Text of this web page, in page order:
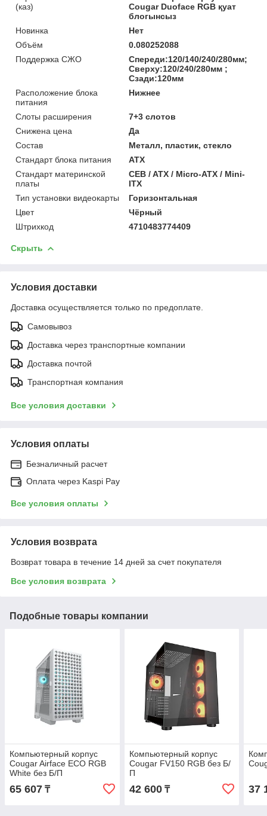
(каз)
Cougar Duoface RGB қуат
блогынсыз
Новинка
Нет
Объём
0.080252088
Поддержка СЖО
Спереди:120/140/240/280мм;
Сверху:120/240/280мм ;
Сзади:120мм
Расположение блока
питания
Нижнее
Слоты расширения
7+3 слотов
Снижена цена
Да
Состав
Металл, пластик, стекло
Стандарт блока питания
ATX
Стандарт материнской
платы
CEB / ATX / Micro-ATX / Mini-
ITX
Тип установки видеокарты
Горизонтальная
Цвет
Чёрный
Штрихкод
4710483774409
Скрыть
Условия доставки
Доставка осуществляется только по предоплате.
Самовывоз
Доставка через транспортные компании
Доставка почтой
Транспортная компания
Все условия доставки
Условия оплаты
Безналичный расчет
Оплата через Kaspi Pay
Все условия оплаты
Условия возврата
Возврат товара в течение 14 дней за счет покупателя
Все условия возврата
Подобные товары компании
Компьютерный корпус
Cougar Airface ECO RGB
White без Б/П
65 607 ₸
Компьютерный корпус
Cougar FV150 RGB без Б/
П
42 600₸ 37